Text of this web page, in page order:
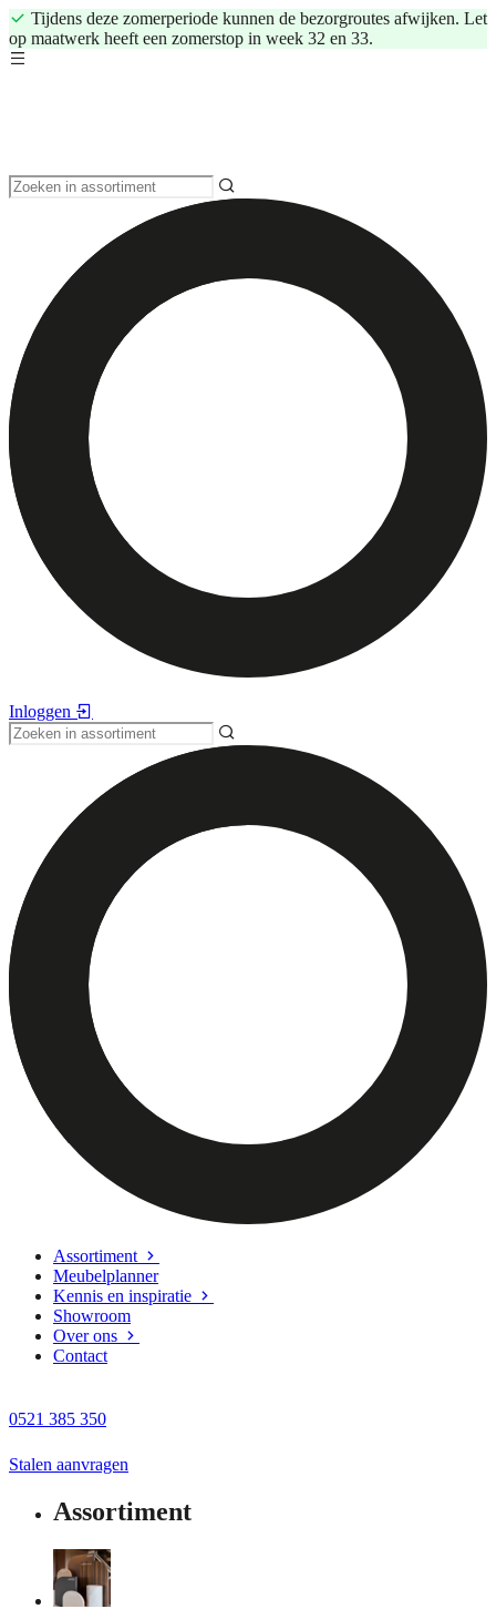
Tijdens deze zomerperiode kunnen de bezorgroutes afwijken. Let
op maatwerk heeft een zomerstop in week 32 en 33.
Inloggen
Assortiment
Meubelplanner
Kennis en inspiratie
Showroom
Over ons
Contact
0521 385 350
Stalen aanvragen
Assortiment